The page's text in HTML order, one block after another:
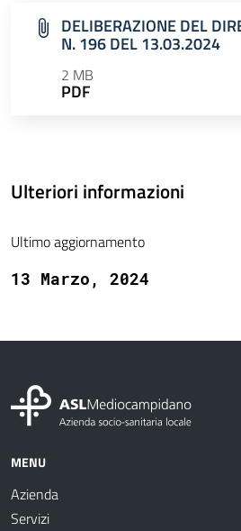
DELIBERAZIONE DEL
N. 196 DEL 13.03.2024
2 MB
PDF
Ulteriori informazioni
Ultimo aggiornamento
13 Marzo, 2024
MENU
Azienda
Servizi